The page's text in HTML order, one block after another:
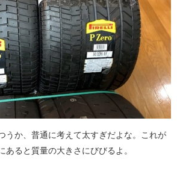
うか、普通に考えて太すぎだよな。これが
あると質量の大きさにびびるよ。